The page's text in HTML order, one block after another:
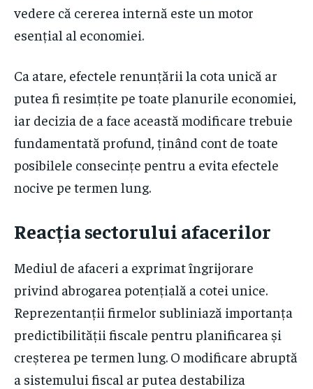
vedere că cererea internă este un motor
esențial al economiei.
Ca atare, efectele renunțării la cota unică ar
putea fi resimțite pe toate planurile economiei,
iar decizia de a face această modificare trebuie
fundamentată profund, ținând cont de toate
posibilele consecințe pentru a evita efectele
nocive pe termen lung.
Reacția sectorului afacerilor
Mediul de afaceri a exprimat îngrijorare
privind abrogarea potențială a cotei unice.
Reprezentanții firmelor subliniază importanța
predictibilității fiscale pentru planificarea și
creșterea pe termen lung. O modificare abruptă
a sistemului fiscal ar putea destabiliza